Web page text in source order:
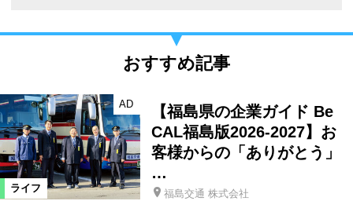
おすすめ記事
ライフ
AD
【福島県の企業ガイド Be
CAL福島版2026-2027】お
客様からの「ありがとう」
…
福島交通 株式会社